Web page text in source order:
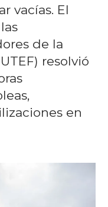
vacías. El
de la
resolvió
en